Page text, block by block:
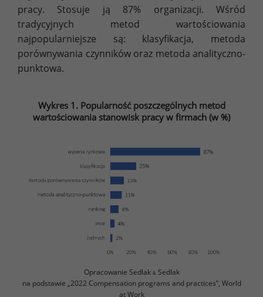
pracy. Stosuje ją 87% organizacji. Wśród
tradycyjnych metod wartościowania
najpopularniejsze są: klasyfikacja, metoda
porównywania czynników oraz metoda analityczno-
punktowa.
Wykres 1. Popularność poszczególnych metod
wartościowania stanowisk pracy w firmach (w %)
Opracowanie Sedlak &Sedlak
na podstawie „2022 Compensation programs and practices”, World
at Work